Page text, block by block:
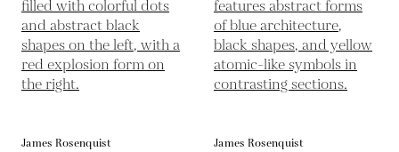
James Rosenquist
James Rosenquist